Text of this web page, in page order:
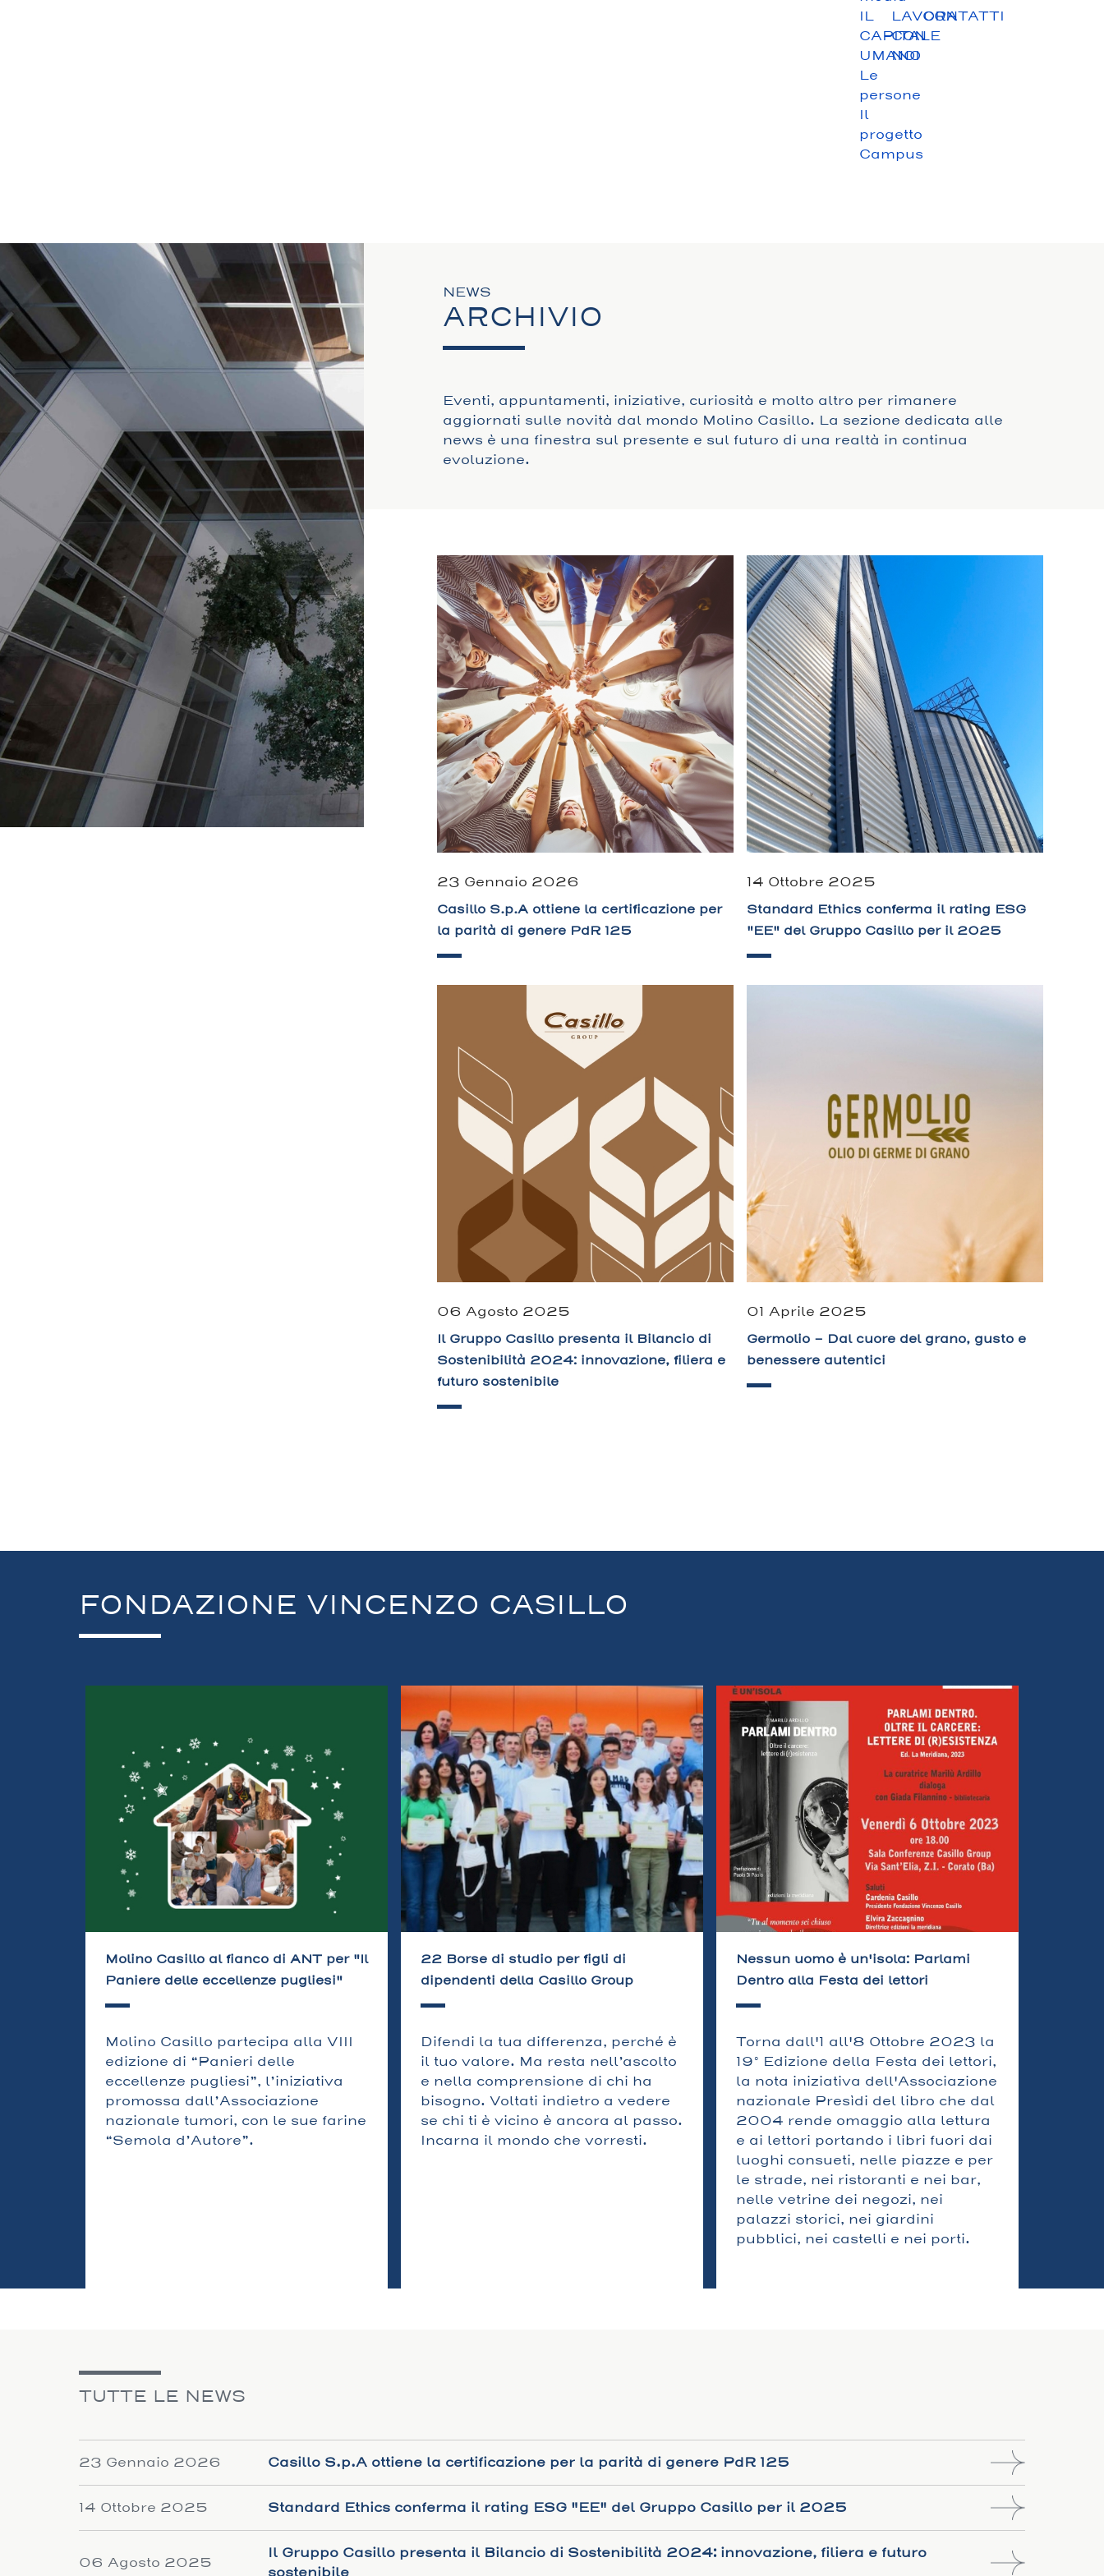
IL
CAPITALE
UMANO
Le
persone
Il
progetto
Campus
LAVORA
CON
NOI
CONTATTI
NEWS
ARCHIVIO
Eventi, appuntamenti, iniziative, curiosità e molto altro per rimanere
aggiornati sulle novità dal mondo Molino Casillo. La sezione dedicata alle
news è una finestra sul presente e sul futuro di una realtà in continua
evoluzione.
23 Gennaio 2026
Casillo S.p.A ottiene la certificazione per
la parità di genere PdR 125
14 Ottobre 2025
Standard Ethics conferma il rating ESG
"EE" del Gruppo Casillo per il 2025
06 Agosto 2025
Il Gruppo Casillo presenta il Bilancio di
Sostenibilità 2024: innovazione, filiera e
futuro sostenibile
01 Aprile 2025
Germolio – Dal cuore del grano, gusto e
benessere autentici
FONDAZIONE VINCENZO CASILLO
Molino Casillo al fianco di ANT per "Il
Paniere delle eccellenze pugliesi"
Molino Casillo partecipa alla VIII
edizione di “Panieri delle
eccellenze pugliesi”, l’iniziativa
promossa dall’Associazione
nazionale tumori, con le sue farine
“Semola d’Autore”.
22 Borse di studio per figli di
dipendenti della Casillo Group
Difendi la tua differenza, perché è
il tuo valore. Ma resta nell’ascolto
e nella comprensione di chi ha
bisogno. Voltati indietro a vedere
se chi ti è vicino è ancora al passo.
Incarna il mondo che vorresti.
Nessun uomo è un'isola: Parlami
Dentro alla Festa dei lettori
Torna dall'1 all'8 Ottobre 2023 la
19° Edizione della Festa dei lettori,
la nota iniziativa dell'Associazione
nazionale Presìdi del libro che dal
2004 rende omaggio alla lettura
e ai lettori portando i libri fuori dai
luoghi consueti, nelle piazze e per
le strade, nei ristoranti e nei bar,
nelle vetrine dei negozi, nei
palazzi storici, nei giardini
pubblici, nei castelli e nei porti.
TUTTE LE NEWS
23 Gennaio 2026 Casillo S.p.A ottiene la certificazione per la parità di genere PdR 125
14 Ottobre 2025 Standard Ethics conferma il rating ESG "EE" del Gruppo Casillo per il 2025
06 Agosto 2025
Il Gruppo Casillo presenta il Bilancio di Sostenibilità 2024: innovazione, filiera e futuro
sostenibile